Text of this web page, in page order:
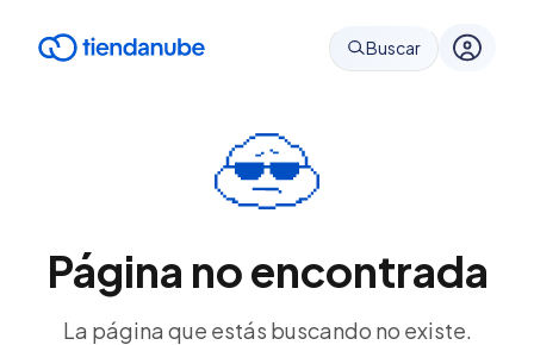
Buscar
Página no encontrada
La página que estás buscando no existe.